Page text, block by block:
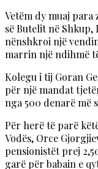
Vetëm dy muaj
së Butelit në Shkup,
nënshkroi një
marrin një ndihmë
Kolegu i tij Goran
për një mandat
nga 500 denarë më
Për herë të parë
Vodës, Orce
pensionistët prej
garë për babain e